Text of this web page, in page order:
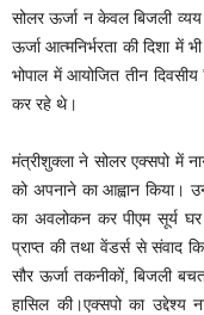
सोलर ऊर्जा न केवल बिजली
ऊर्जा आत्मनिर्भरता की दिशा में
भोपाल में आयोजित तीन
कर रहे थे।
मंत्रीशुक्ला ने सोलर एक्सपो में
को अपनाने का आह्वान किया।
का अवलोकन कर पीएम सूर्य घर
प्राप्त की तथा वेंडर्स से संवाद
सौर ऊर्जा तकनीकों, बिजली
हासिल की।एक्सपो का उद्देश्य